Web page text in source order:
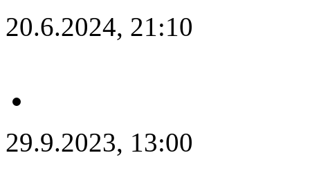
20.6.2024, 21:10
29.9.2023, 13:00